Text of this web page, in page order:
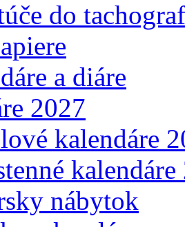
do
a diáre
2027
kalendáre
nábytok